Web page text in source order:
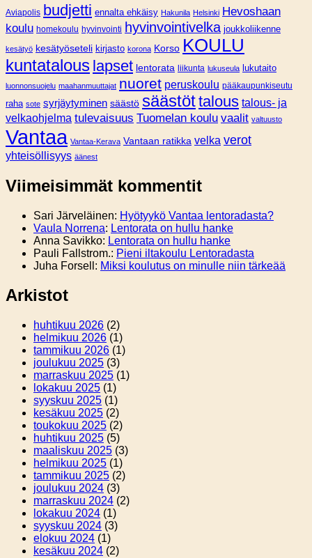
Aviapolis budjetti ennalta ehkäisy Hakunila Helsinki Hevoshaan
koulu homekoulu hyvinvointi hyvinvointivelka joukkoliikenne
kesätyö kesätyöseteli kirjasto korona Korso KOULU
kuntatalous lapset lentorata liikunta lukuseula lukutaito
luonnonsuojelu maahanmuuttajat nuoret peruskoulu pääkaupunkiseutu
raha sote syrjäytyminen säästö säästöttalous talous- ja
velkaohjelma tulevaisuus Tuomelan koulu vaalit valtuusto
Vantaa Vantaa-Kerava Vantaan ratikka velka verot
yhteisöllisyys äänest
Viimeisimmät kommentit
Sari Järveläinen: Hyötyykö Vantaa lentoradasta?
Vaula Norrena: Lentorata on hullu hanke
Anna Savikko: Lentorata on hullu hanke
Pauli Fallstrom.: Pieni iltakoulu Lentoradasta
Juha Forsell : Miksi koulutus on minulle niin tärkeää
Arkistot
huhtikuu 2026 (2)
helmikuu 2026 (1)
tammikuu 2026 (1)
joulukuu 2025 (3)
marraskuu 2025 (1)
lokakuu 2025 (1)
syyskuu 2025 (1)
kesäkuu 2025 (2)
toukokuu 2025 (2)
huhtikuu 2025 (5)
maaliskuu 2025 (3)
helmikuu 2025 (1)
tammikuu 2025 (2)
joulukuu 2024 (3)
marraskuu 2024 (2)
lokakuu 2024 (1)
syyskuu 2024 (3)
elokuu 2024 (1)
kesäkuu 2024 (2)